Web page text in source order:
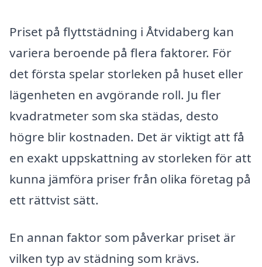
Priset på flyttstädning i Åtvidaberg kan
variera beroende på flera faktorer. För
det första spelar storleken på huset eller
lägenheten en avgörande roll. Ju fler
kvadratmeter som ska städas, desto
högre blir kostnaden. Det är viktigt att få
en exakt uppskattning av storleken för att
kunna jämföra priser från olika företag på
ett rättvist sätt.
En annan faktor som påverkar priset är
vilken typ av städning som krävs.